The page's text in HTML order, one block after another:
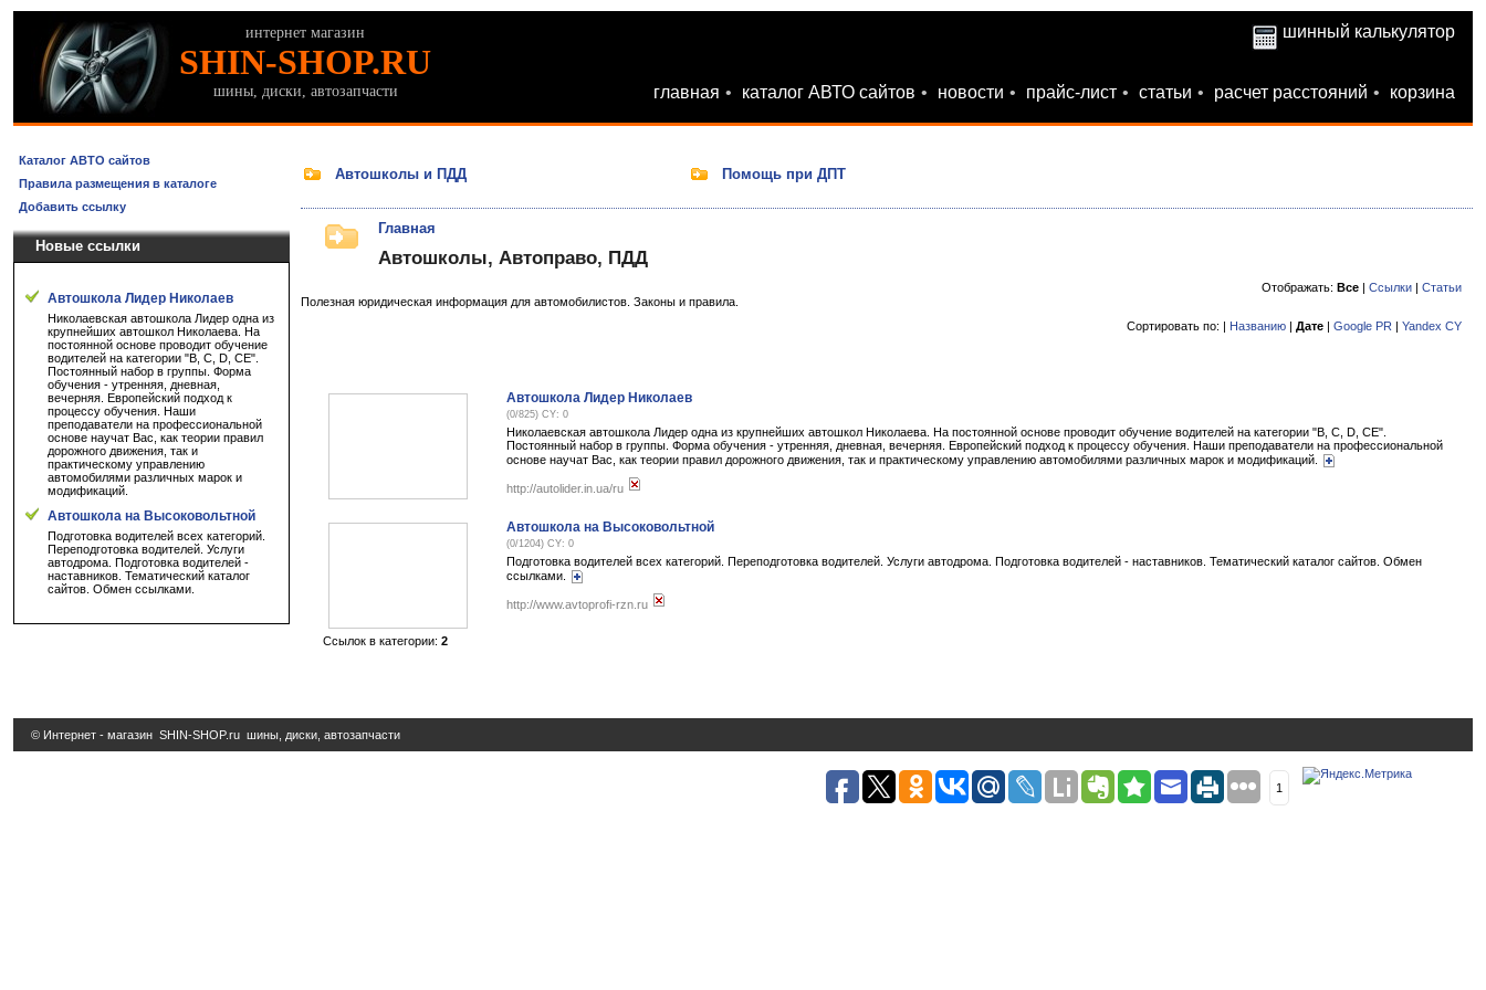
интернет магазин
SHIN-SHOP.RU
шины, диски, автозапчасти
шинный калькулятор
главная • каталог АВТО сайтов • новости • прайс-лист • статьи • расчет расстояний • корзина
Каталог АВТО сайтов
Правила размещения в каталоге
Добавить ссылку
Новые ссылки
Автошкола Лидер Николаев
Николаевская автошкола Лидер одна из
крупнейших автошкол Николаева. На
постоянной основе проводит обучение
водителей на категории "B, C, D, CE".
Постоянный набор в группы. Форма
обучения - утренняя, дневная,
вечерняя. Европейский подход к
процессу обучения. Наши
преподаватели на профессиональной
основе научат Вас, как теории правил
дорожного движения, так и
практическому управлению
автомобилями различных марок и
модификаций.
Автошкола на Высоковольтной
Подготовка водителей всех категорий.
Переподготовка водителей. Услуги
автодрома. Подготовка водителей -
наставников. Тематический каталог
сайтов. Обмен ссылками.
Автошколы и ПДД Помощь при ДПТ
Главная
Автошколы, Автоправо, ПДД
Отображать: Все | Ссылки | Статьи
Полезная юридическая информация для автомобилистов. Законы и правила.
Сортировать по: | Названию | Дате | Google PR | Yandex CY
Автошкола Лидер Николаев
(0/825) CY: 0
Николаевская автошкола Лидер одна из крупнейших автошкол Николаева. На постоянной основе проводит обучение водителей на категории "B, C, D, CE".
Постоянный набор в группы. Форма обучения - утренняя, дневная, вечерняя. Европейский подход к процессу обучения. Наши преподаватели на профессиональной
основе научат Вас, как теории правил дорожного движения, так и практическому управлению автомобилями различных марок и модификаций.
http://autolider.in.ua/ru
Автошкола на Высоковольтной
(0/1204) CY: 0
Подготовка водителей всех категорий. Переподготовка водителей. Услуги автодрома. Подготовка водителей - наставников. Тематический каталог сайтов. Обмен
ссылками.
http://www.avtoprofi-rzn.ru
Ссылок в категории: 2
© Интернет - магазин SHIN-SHOP.ru шины, диски, автозапчасти
1